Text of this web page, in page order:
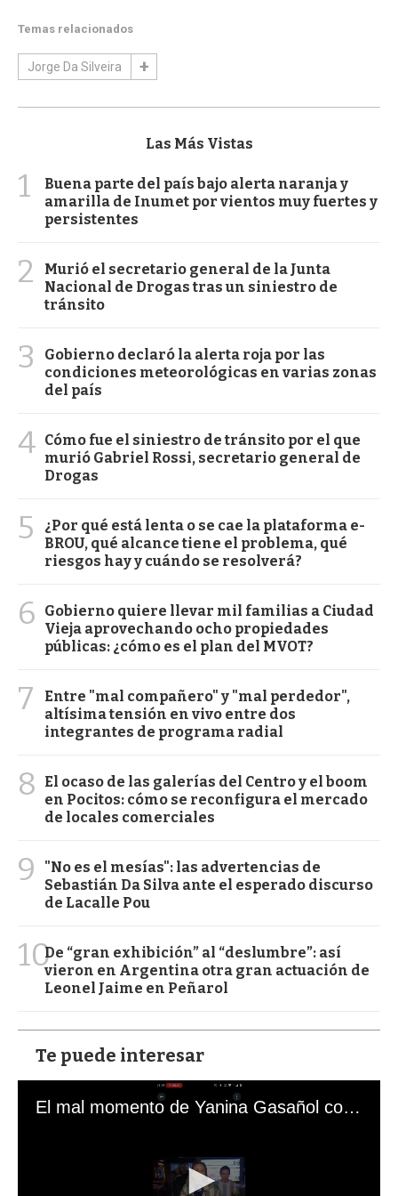
Temas relacionados
Jorge Da Silveira
Las Más Vistas
1
Buena parte del país bajo alerta naranja y
amarilla de Inumet por vientos muy fuertes y
persistentes
2
Murió el secretario general de la Junta
Nacional de Drogas tras un siniestro de
tránsito
3
Gobierno declaró la alerta roja por las
condiciones meteorológicas en varias zonas
del país
4 Cómo fue el siniestro de tránsito por el que
murió Gabriel Rossi, secretario general de
Drogas
5
¿Por qué está lenta o se cae la plataforma e-
BROU, qué alcance tiene el problema, qué
riesgos hay y cuándo se resolverá?
6
Gobierno quiere llevar mil familias a Ciudad
Vieja aprovechando ocho propiedades
públicas: ¿cómo es el plan del MVOT?
7
Entre "mal compañero" y "mal perdedor",
altísima tensión en vivo entre dos
integrantes de programa radial
8
El ocaso de las galerías del Centro y el boom
en Pocitos: cómo se reconfigura el mercado
de locales comerciales
9
"No es el mesías": las advertencias de
Sebastián Da Silva ante el esperado discurso
de Lacalle Pou
10De “gran exhibición” al “deslumbre”: así
vieron en Argentina otra gran actuación de
Leonel Jaime en Peñarol
Te puede interesar
El mal momento de Yanina Gasañol con un hincha argentino en "Subrayado"